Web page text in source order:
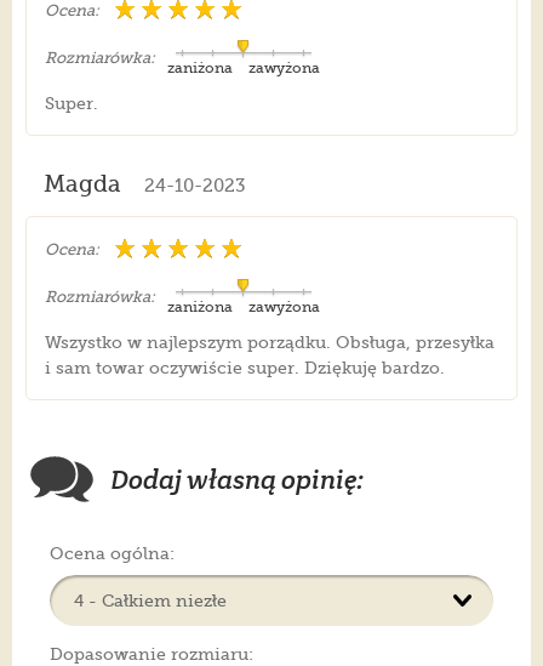
Ocena:
Rozmiarówka:
zawyżona
zaniżona
Super.
Magda 24-10-2023
Ocena:
Rozmiarówka:
zawyżona
zaniżona
Wszystko w najlepszym porządku. Obsługa, przesyłka
i sam towar oczywiście super. Dziękuję bardzo.
Dodaj własną opinię:
Ocena ogólna:
Dopasowanie rozmiaru: